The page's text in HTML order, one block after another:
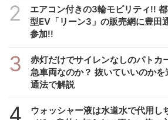
2
エアコン付きの3輪モビリティ!!
型EV「リーン3」の販売網に豊田
参加!!
3
赤灯だけでサイレンなしのパトカ
急車両なのか？ 抜いていいのかを
通法で解説
4
ウォッシャー液は水道水で代用し